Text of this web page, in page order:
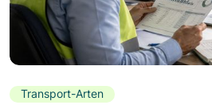
Transport-Arten